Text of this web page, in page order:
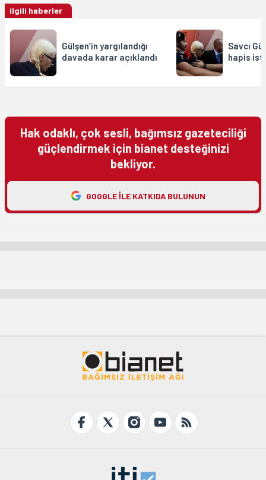
ilgili haberler
Gülşen’in yargılandığı
davada karar açıklandı
Savcı
hapis
Hak odaklı, çok sesli, bağımsız gazeteciliği
güçlendirmek için bianet desteğinizi
bekliyor.
GOOGLE ILE KATKIDA BULUNUN